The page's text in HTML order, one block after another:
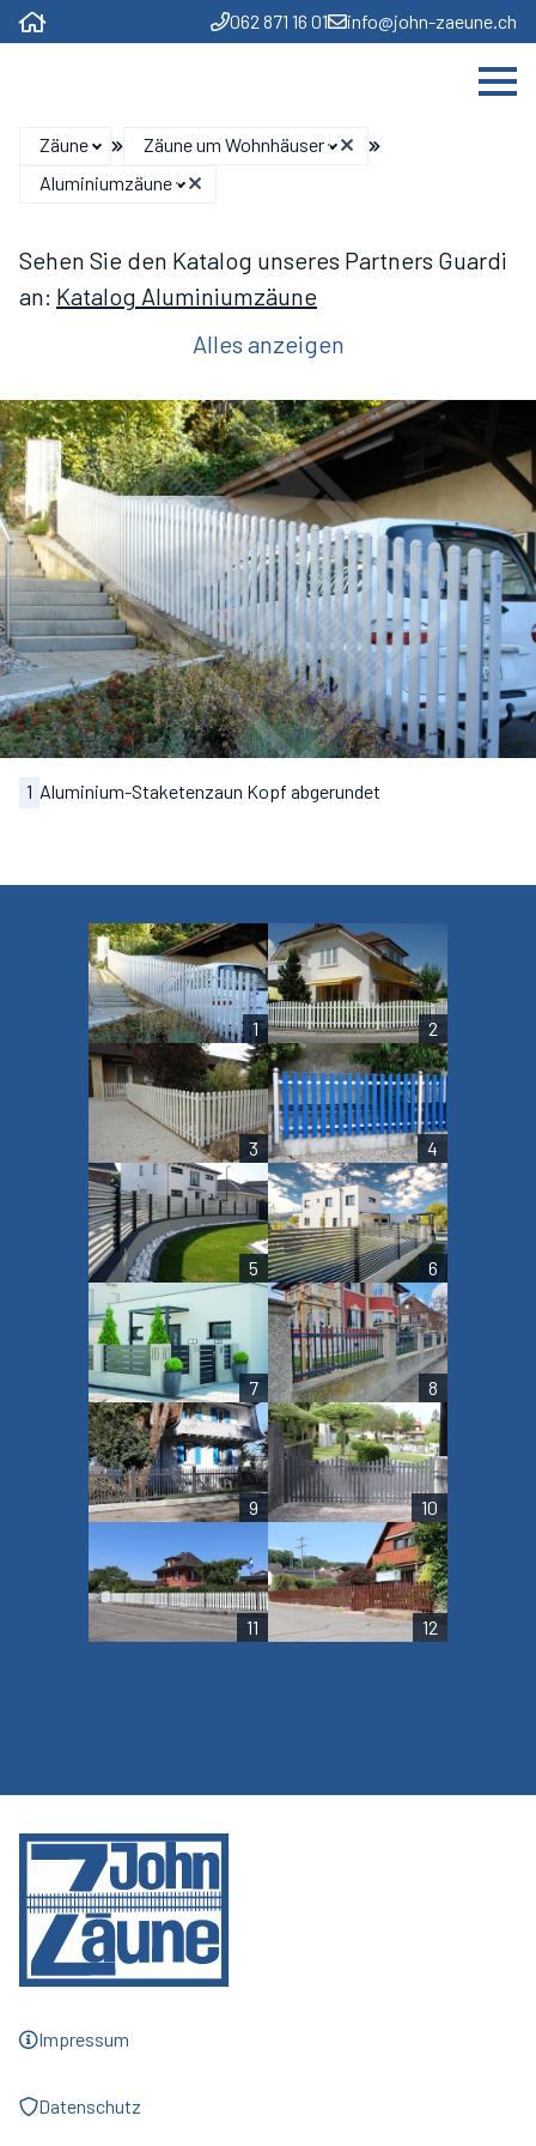
062 871 16 01 info@john-zaeune.ch
Zäune
Zäune um Wohnhäuser
Aluminiumzäune
Alles anzeigen
Sehen Sie den Katalog unseres Partners Guardi
an: Katalog Aluminiumzäune
1 Aluminium-Staketenzaun Kopf abgerundet
1 2
3 4
5 6
7 8
9 10
11 12
Impressum
Datenschutz